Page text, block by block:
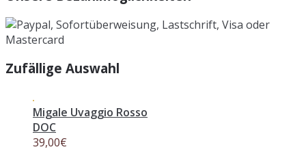
Zufällige Auswahl
Migale Uvaggio Rosso
DOC
39,00€